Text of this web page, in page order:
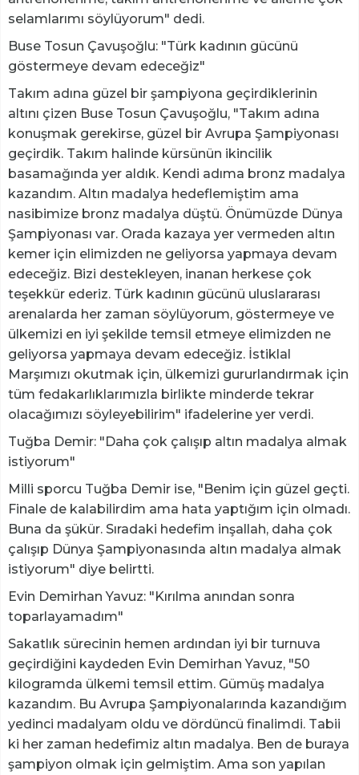
selamlarımı söylüyorum" dedi.
Buse Tosun Çavuşoğlu: "Türk kadının gücünü
göstermeye devam edeceğiz"
Takım adına güzel bir şampiyona geçirdiklerinin
altını çizen Buse Tosun Çavuşoğlu, "Takım adına
konuşmak gerekirse, güzel bir Avrupa Şampiyonası
geçirdik. Takım halinde kürsünün ikincilik
basamağında yer aldık. Kendi adıma bronz madalya
kazandım. Altın madalya hedeflemiştim ama
nasibimize bronz madalya düştü. Önümüzde Dünya
Şampiyonası var. Orada kazaya yer vermeden altın
kemer için elimizden ne geliyorsa yapmaya devam
edeceğiz. Bizi destekleyen, inanan herkese çok
teşekkür ederiz. Türk kadının gücünü uluslararası
arenalarda her zaman söylüyorum, göstermeye ve
ülkemizi en iyi şekilde temsil etmeye elimizden ne
geliyorsa yapmaya devam edeceğiz. İstiklal
Marşımızı okutmak için, ülkemizi gururlandırmak için
tüm fedakarlıklarımızla birlikte minderde tekrar
olacağımızı söyleyebilirim" ifadelerine yer verdi.
Tuğba Demir: "Daha çok çalışıp altın madalya almak
istiyorum"
Milli sporcu Tuğba Demir ise, "Benim için güzel geçti.
Finale de kalabilirdim ama hata yaptığım için olmadı.
Buna da şükür. Sıradaki hedefim inşallah, daha çok
çalışıp Dünya Şampiyonasında altın madalya almak
istiyorum" diye belirtti.
Evin Demirhan Yavuz: "Kırılma anından sonra
toparlayamadım"
Sakatlık sürecinin hemen ardından iyi bir turnuva
geçirdiğini kaydeden Evin Demirhan Yavuz, "50
kilogramda ülkemi temsil ettim. Gümüş madalya
kazandım. Bu Avrupa Şampiyonalarında kazandığım
yedinci madalyam oldu ve dördüncü finalimdi. Tabii
ki her zaman hedefimiz altın madalya. Ben de buraya
şampiyon olmak için gelmiştim. Ama son yapılan